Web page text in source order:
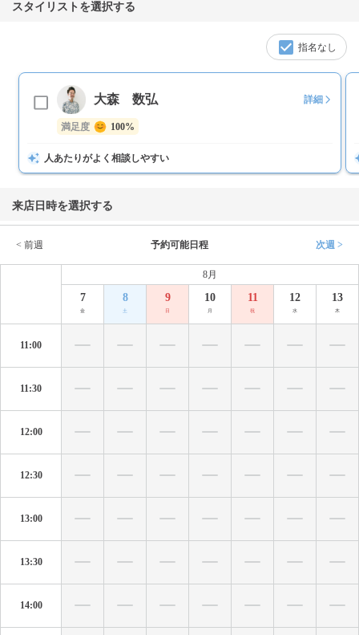
スタイリストを選択する
指名なし
大森 数弘 詳細
満足度 100%
人あたりがよく相談しやすい
来店日時を選択する
< 前週 予約可能日程 次週 >
8月
7
金
8
土
9
日
10
月
11
祝
12
水
13
木
11:00
11:30
12:00
12:30
13:00
13:30
14:00